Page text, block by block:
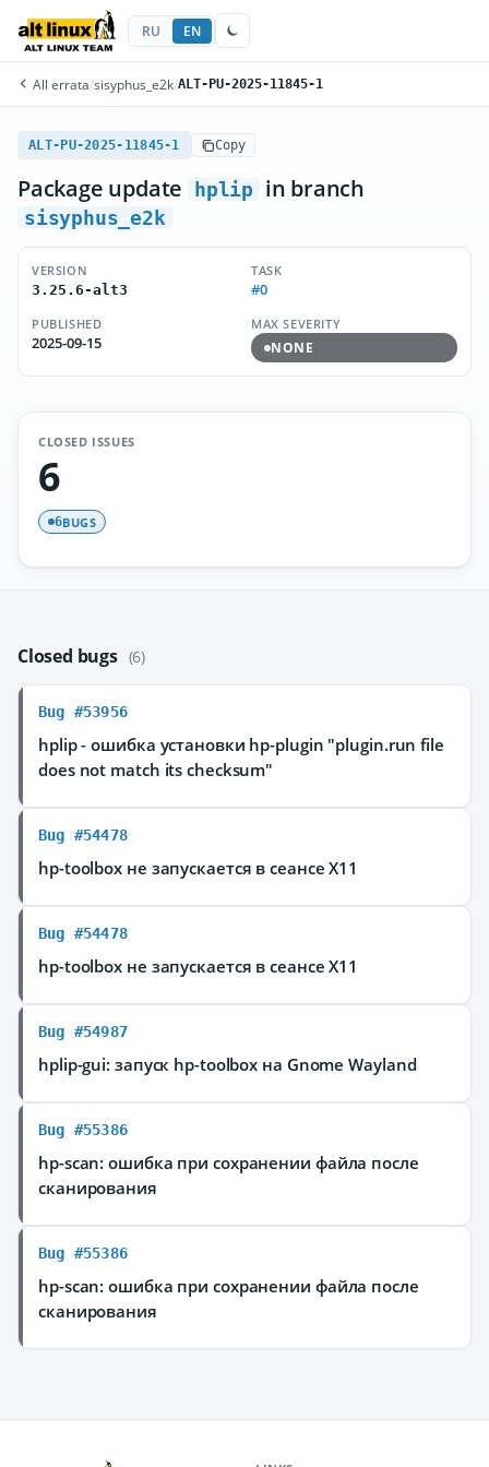
RU EN
All errata/sisyphus_e2k/ALT-PU-2025-11845-1
ALT-PU-2025-11845-1 Copy
Package update hplip in branch
sisyphus_e2k
VERSION
3.25.6-alt3
TASK
#0
PUBLISHED
2025-09-15
MAX SEVERITY
NONE
CLOSED ISSUES
6
6BUGS
Closed bugs (6)
Bug #53956
hplip - ошибка установки hp-plugin "plugin.run file
does not match its checksum"
Bug #54478
hp-toolbox не запускается в сеансе X11
Bug #54478
hp-toolbox не запускается в сеансе X11
Bug #54987
hplip-gui: запуск hp-toolbox на Gnome Wayland
Bug #55386
hp-scan: ошибка при сохранении файла после
сканирования
Bug #55386
hp-scan: ошибка при сохранении файла после
сканирования